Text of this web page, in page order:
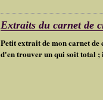
Extraits du carnet de
Petit extrait de mon carnet de
d'en trouver un qui soit total ;